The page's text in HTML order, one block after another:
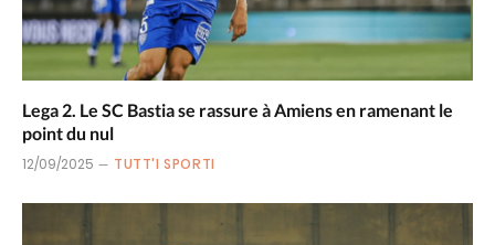
Lega 2. Le SC Bastia se rassure à Amiens en ramenant le
point du nul
12/09/2025 TUTT'I SPORTI